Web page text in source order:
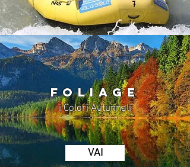
FOLIAGE
i Colori Autunnali
VAI